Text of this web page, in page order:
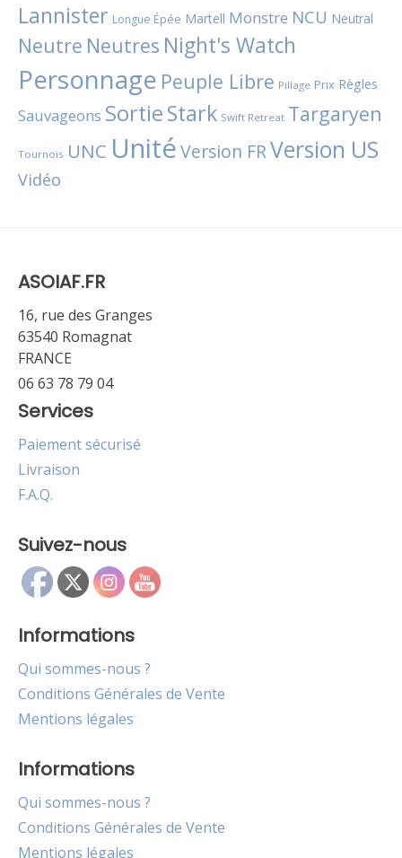
Lannister Longue Épée Martell Monstre NCU Neutral
Neutre Neutres Night's Watch
Personnage Peuple Libre Pillage Prix Règles
Sauvageons SortieStark Swift Retreat Targaryen
Tournois UNC UnitéVersion FRVersion US
Vidéo
ASOIAF.FR
16, rue des Granges
63540 Romagnat
FRANCE
06 63 78 79 04
Services
Paiement sécurisé
Livraison
F.A.Q.
Suivez-nous
Informations
Qui sommes-nous ?
Conditions Générales de Vente
Mentions légales
Informations
Qui sommes-nous ?
Conditions Générales de Vente
Mentions légales